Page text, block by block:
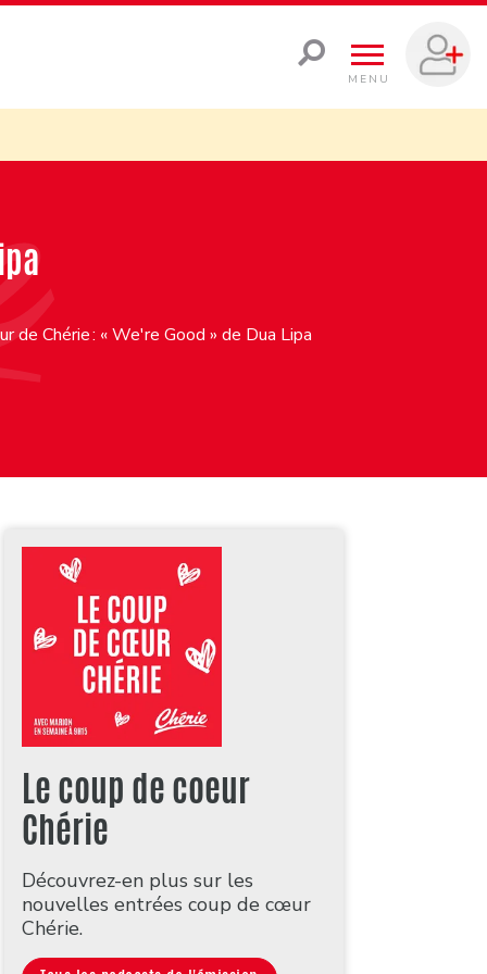
MENU
Chérie : « We're Good » de Dua Lipa
Le coup de coeur
Chérie
Découvrez-en plus sur les
nouvelles entrées coup de cœur
Chérie.